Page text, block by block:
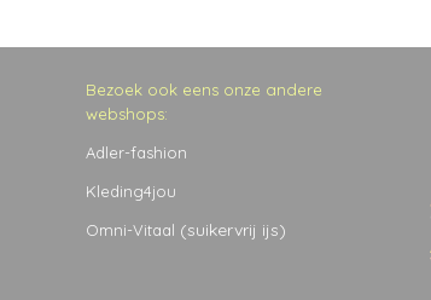
Bezoek ook eens onze andere
webshops:
Adler-fashion
Kleding4jou
Omni-Vitaal (suikervrij ijs)